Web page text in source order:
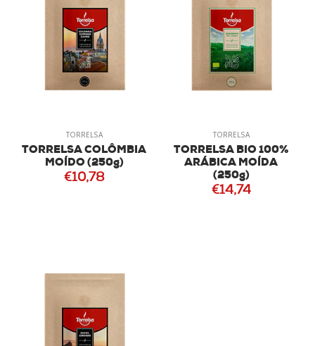
TORRELSA
TORRELSA COLÔMBIA
MOÍDO (250g)
€10,78
TORRELSA
TORRELSA BIO 100%
ARÁBICA MOÍDA
(250g)
€14,74